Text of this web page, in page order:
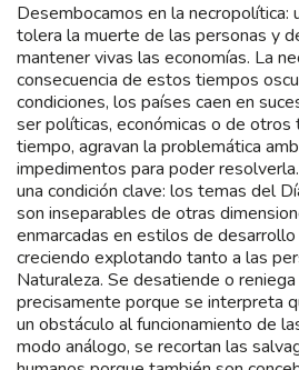
Desembocamos en la necropolítica:
tolera la muerte de las personas y
mantener vivas las economías. La
consecuencia de estos tiempos
condiciones, los países caen en
ser políticas, económicas o de otros
tiempo, agravan la problemática
impedimentos para poder
una condición clave: los temas del
son inseparables de otras
enmarcadas en estilos de
creciendo explotando tanto a las
Naturaleza. Se desatiende o
precisamente porque se interpreta
un obstáculo al funcionamiento de
modo análogo, se recortan las